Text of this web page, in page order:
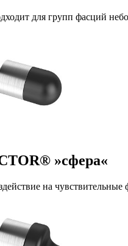
для групп фасций
»сфера«
на чувствительные